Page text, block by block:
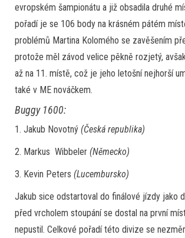
evropském šampionátu a již obsadila druhé
pořadí je se 106 body na krásném pátém
problémů Martina Kolomého se zavěšením
protože měl závod velice pěkně rozjetý,
až na 11. místě, což je jeho letošní nejhorší
také v ME nováčkem.
Buggy 1600:
1. Jakub Novotný (Česká republika)
2. Markus Wibbeler (Německo)
3. Kevin Peters (Lucembursko)
Jakub sice odstartoval do finálové jízdy jako
před vrcholem stoupání se dostal na první
nepustil. Celkové pořadí této divize se